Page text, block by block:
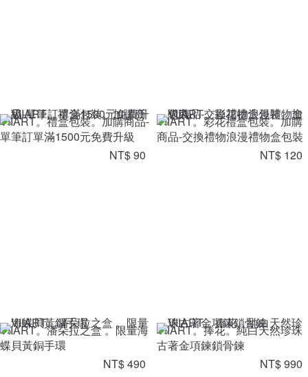
VIIART。禮盒包裝。加購商品-
單筆訂單滿1500元免費升級
NT$ 90
VIIART。彩花禮盒包裝。加購
商品-交換禮物浪漫禮物盒包裝
NT$ 120
VIIART。潘朵拉之盒 。限量海
蝶貝黃銅手環
NT$ 490
VIIART。捧花。純白天然珍珠
古著金項鍊鎖骨鍊
NT$ 990